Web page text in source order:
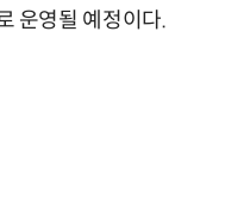
운영될 예정이다.